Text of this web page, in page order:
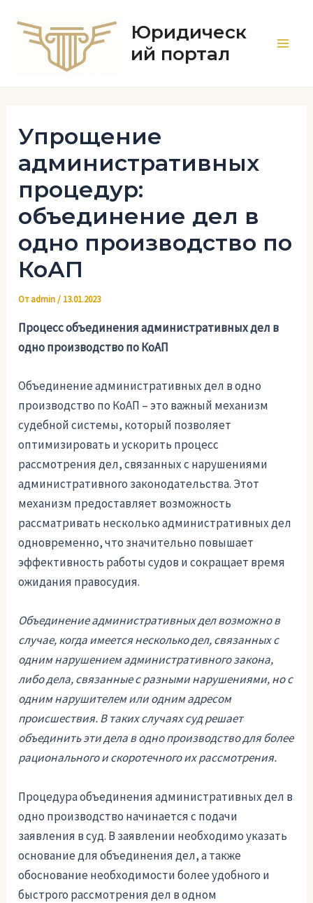
содержимому
Юридическ
ий портал
Упрощение
административных
процедур:
объединение дел в
одно производство по
КоАП
Отadmin/ 13.01.2023
Процесс объединения административных дел в
одно производство по КоАП
Объединение административных дел в одно
производство по КоАП – это важный механизм
судебной системы, который позволяет
оптимизировать и ускорить процесс
рассмотрения дел, связанных с нарушениями
административного законодательства. Этот
механизм предоставляет возможность
рассматривать несколько административных дел
одновременно, что значительно повышает
эффективность работы судов и сокращает время
ожидания правосудия.
Объединение административных дел возможно в
случае, когда имеется несколько дел, связанных с
одним нарушением административного закона,
либо дела, связанные с разными нарушениями, но с
одним нарушителем или одним адресом
происшествия. В таких случаях суд решает
объединить эти дела в одно производство для более
рационального и скоротечного их рассмотрения.
Процедура объединения административных дел в
одно производство начинается с подачи
заявления в суд. В заявлении необходимо указать
основание для объединения дел, а также
обоснование необходимости более удобного и
быстрого рассмотрения дел в одном